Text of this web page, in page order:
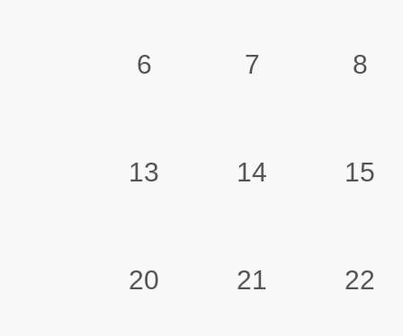
6 7 8
13 14 15
20 21 22